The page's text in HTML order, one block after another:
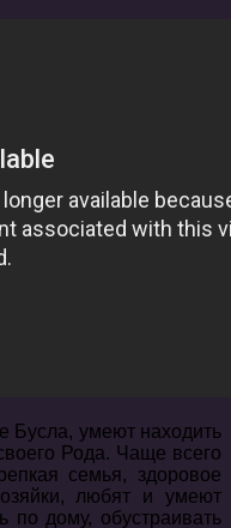
умеют находить
Рода. Чаще всего
семья, здоровое
любят и умеют
по дому, обустраивать